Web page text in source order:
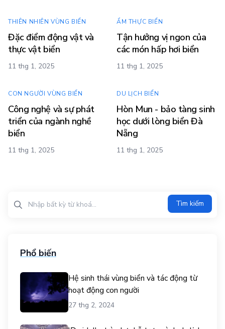
THIÊN NHIÊN VÙNG BIỂN
Đặc điểm động vật và
thực vật biển
11 thg 1, 2025
ẨM THỰC BIỂN
Tận hưởng vị ngon của
các món hấp hơi biển
11 thg 1, 2025
CON NGƯỜI VÙNG BIỂN
Công nghệ và sự phát
triển của ngành nghề
biển
11 thg 1, 2025
DU LỊCH BIỂN
Hòn Mun - bảo tàng sinh
học dưới lòng biển Đà
Nẵng
11 thg 1, 2025
Tìm kiếm
Phổ biến
Hệ sinh thái vùng biển và tác động từ
hoạt động con người
27 thg 2, 2024